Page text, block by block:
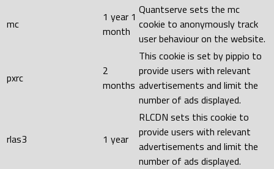
mc
1 year 1
month
Quantserve sets the mc
cookie to anonymously track
user behaviour on the website.
pxrc
2
months
This cookie is set by pippio to
provide users with relevant
advertisements and limit the
number of ads displayed.
rlas3 1 year
RLCDN sets this cookie to
provide users with relevant
advertisements and limit the
number of ads displayed.